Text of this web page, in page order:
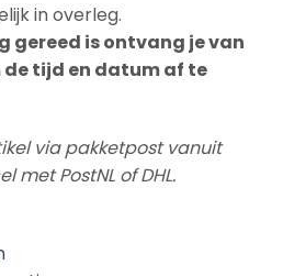
in overleg.
gereed is ontvang je van
de tijd en datum af te
via pakketpost vanuit
met PostNL of DHL.